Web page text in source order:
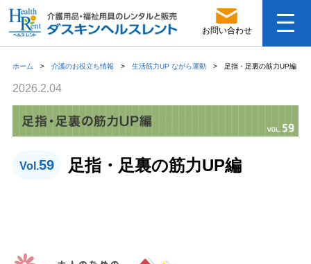
お問い合わせ
ホーム > 介護のお役立ち情報 > 生活筋力UP ながら運動 > 足指・足裏の筋力UP編
2026.2.04
Vol.59 足指・足裏の筋力UP編